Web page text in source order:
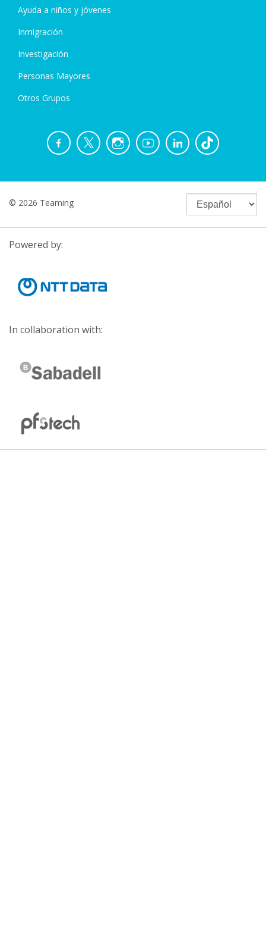
Ayuda a niños y jóvenes
Inmigración
Investigación
Personas Mayores
Otros Grupos
© 2026 Teaming
Powered by:
In collaboration with: